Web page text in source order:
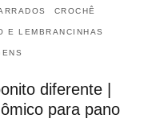
CROCHÊ
E LEMBRANCINHAS
diferente |
para pano